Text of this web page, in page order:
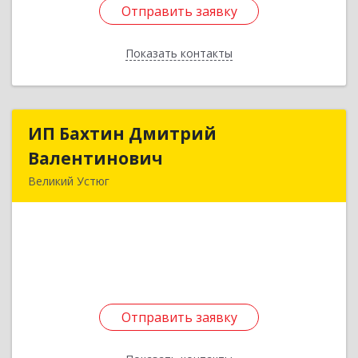
Отправить заявку
Показать контакты
Отправить заявку
Назад
ИП Бахтин Дмитрий
Валентинович
Великий Устюг
Отправить заявку
ИП Бахтин Дмитрий
Отправить заявку